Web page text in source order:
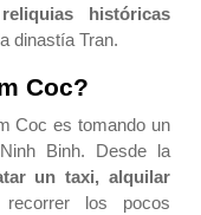
reliquias históricas
dinastía Tran.
Coc?
Coc es tomando un
Binh. Desde la
un taxi, alquilar
los pocos